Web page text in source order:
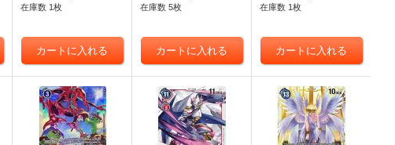
《黒》
在庫数 1枚
【P-P】{P-069}《緑》
在庫数 5枚 在庫数 1枚